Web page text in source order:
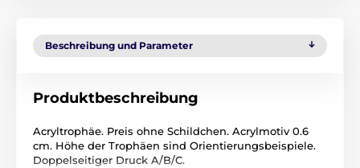
Beschreibung und Parameter
Produktbeschreibung
Acryltrophäe. Preis ohne Schildchen. Acrylmotiv 0.6
cm. Höhe der Trophäen sind Orientierungsbeispiele.
Doppelseitiger Druck A/B/C.